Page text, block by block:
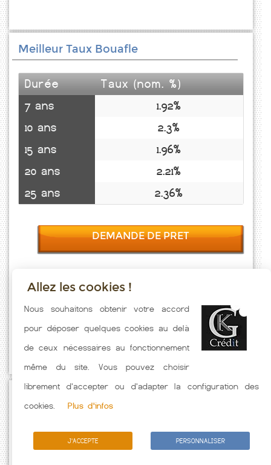
Meilleur Taux Bouafle
Durée
Taux (nom. %)
7 ans
1.92%
10 ans
2.3%
15 ans
1.96%
20 ans
2.21%
25 ans
2.36%
DEMANDE DE PRET
Taux emprunt actualisés (Bouafle) toutes les semaines. Taux
Immobilier pratiqués par nos partenaires bancaires. Meilleur Taux
hors assurance. Taux crédit immobilier indicatif fonction des
caractéristiques de l'emprunteur.
Allez les cookies !
Nous souhaitons obtenir votre accord
pour déposer quelques cookies au delà
de ceux nécessaires au fonctionnement
même du site. Vous pouvez choisir
librement d'accepter ou d'adapter la configuration des
cookies.
Plus d'infos
J'ACCEPTE PERSONNALISER